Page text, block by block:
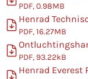
PDF, 0.98MB
Henrad
PDF, 16.27MB
PDF, 93.22kB
Henrad